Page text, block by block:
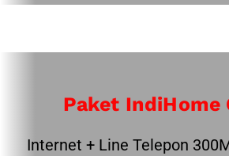
Paket IndiHome
Internet + Line Telepon